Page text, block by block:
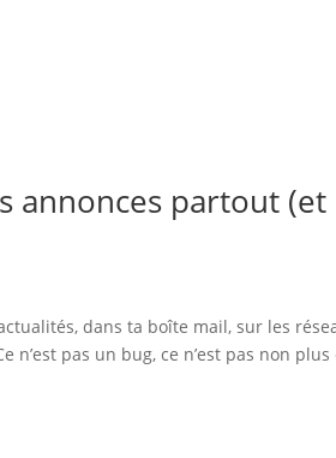
annonces partout (et
dans ta boîte mail, sur les
pas un bug, ce n’est pas non plus